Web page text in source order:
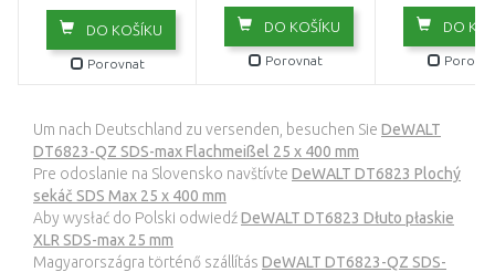
DO KOŠÍKU
Porovnat
DO KOŠÍKU
Porovnat
DO
Um nach Deutschland zu versenden, besuchen Sie DeWALT
DT6823-QZ SDS-max Flachmeißel 25 x 400 mm
Pre odoslanie na Slovensko navštívte DeWALT DT6823 Plochý
sekáč SDS Max 25 x 400 mm
Aby wysłać do Polski odwiedźDeWALT DT6823 Dłuto płaskie
XLR SDS-max 25 mm
Magyarországra történő szállítás DeWALT DT6823-QZ SDS-